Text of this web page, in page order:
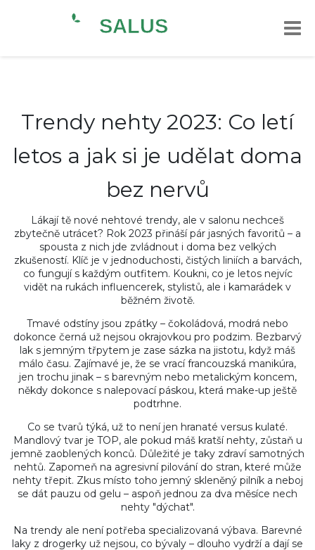
Trendy nehty 2023: Co letí
letos a jak si je udělat doma
bez nervů
Lákají tě nové nehtové trendy, ale v salonu nechceš
zbytečně utrácet? Rok 2023 přináší pár jasných favoritů – a
spousta z nich jde zvládnout i doma bez velkých
zkušeností. Klíč je v jednoduchosti, čistých liniích a barvách,
co fungují s každým outfitem. Koukni, co je letos nejvíc
vidět na rukách influencerek, stylistů, ale i kamarádek v
běžném životě.
Tmavé odstíny jsou zpátky – čokoládová, modrá nebo
dokonce černá už nejsou okrajovkou pro podzim. Bezbarvý
lak s jemným třpytem je zase sázka na jistotu, když máš
málo času. Zajímavé je, že se vrací francouzská manikúra,
jen trochu jinak – s barevným nebo metalickým koncem,
někdy dokonce s nalepovací páskou, která make-up ještě
podtrhne.
Co se tvarů týká, už to není jen hranaté versus kulaté.
Mandlový tvar je TOP, ale pokud máš kratší nehty, zůstaň u
jemně zaoblených konců. Důležité je taky zdraví samotných
nehtů. Zapomeň na agresivní pilování do stran, které může
nehty třepit. Zkus místo toho jemný skleněný pilník a neboj
se dát pauzu od gelu – aspoň jednou za dva měsíce nech
nehty "dýchat".
Na trendy ale není potřeba specializovaná výbava. Barevné
laky z drogerky už nejsou, co bývaly – dlouho vydrží a dají se